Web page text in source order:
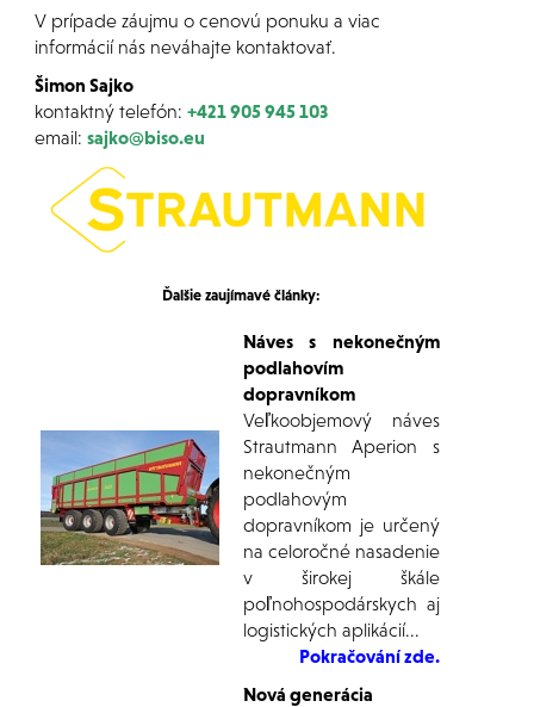
V prípade záujmu o cenovú ponuku a viac
informácií nás neváhajte kontaktovať.
Šimon Sajko
kontaktný telefón: +421 905 945 103
email: sajko@biso.eu
Ďalšie zaujímavé články:
Náves s nekonečným
podlahovím
dopravníkom
Veľkoobjemový náves
Strautmann Aperion s
nekonečným
podlahovým
dopravníkom je určený
na celoročné nasadenie
v širokej škále
poľnohospodárskych aj
logistických aplikácií...
Pokračování zde.
Nová generácia